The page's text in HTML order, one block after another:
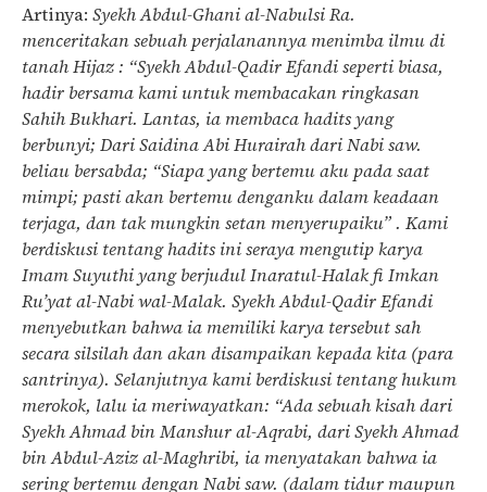
Artinya: Syekh Abdul-Ghani al-Nabulsi Ra.
menceritakan sebuah perjalanannya menimba ilmu di
tanah Hijaz : “Syekh Abdul-Qadir Efandi seperti biasa,
hadir bersama kami untuk membacakan ringkasan
Sahih Bukhari. Lantas, ia membaca hadits yang
berbunyi; Dari Saidina Abi Hurairah dari Nabi saw.
beliau bersabda; “Siapa yang bertemu aku pada saat
mimpi; pasti akan bertemu denganku dalam keadaan
terjaga, dan tak mungkin setan menyerupaiku” . Kami
berdiskusi tentang hadits ini seraya mengutip karya
Imam Suyuthi yang berjudul Inaratul-Halak fi Imkan
Ru’yat al-Nabi wal-Malak. Syekh Abdul-Qadir Efandi
menyebutkan bahwa ia memiliki karya tersebut sah
secara silsilah dan akan disampaikan kepada kita (para
santrinya). Selanjutnya kami berdiskusi tentang hukum
merokok, lalu ia meriwayatkan: “Ada sebuah kisah dari
Syekh Ahmad bin Manshur al-Aqrabi, dari Syekh Ahmad
bin Abdul-Aziz al-Maghribi, ia menyatakan bahwa ia
sering bertemu dengan Nabi saw. (dalam tidur maupun